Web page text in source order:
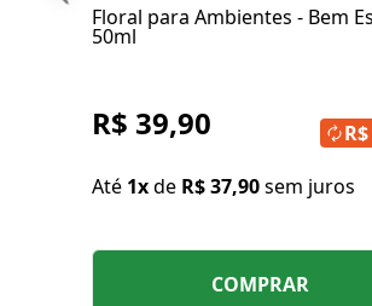
Floral para Ambientes - Bem
50ml
R$ 39,90
Até 1xde R$ 37,90sem juros
COMPRAR